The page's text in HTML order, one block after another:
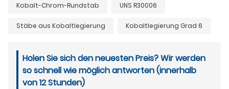
Kobalt-Chrom-Rundstab UNS R30006
Stäbe aus Kobaltlegierung Kobaltlegierung Grad 6
Holen Sie sich den neuesten Preis? Wir werden
so schnell wie möglich antworten (innerhalb
von 12 Stunden)